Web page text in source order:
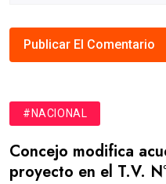
#NACIONAL
Concejo modifica
proyecto en el T.V.